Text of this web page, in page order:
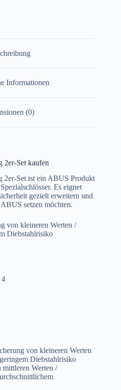
Informationen
(0)
2er-Set kaufen
2er-Set ist ein ABUS Produkt
Es eignet
gezielt erweitern und
setzen möchten.
von kleineren Werten /
Diebstahlrisiko
4
von kleineren Werten
Diebstahlrisiko
Werten /